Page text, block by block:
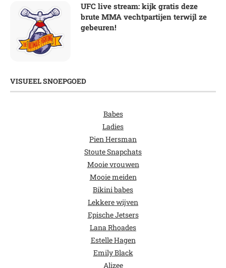
UFC live stream: kijk gratis deze
brute MMA vechtpartijen terwijl ze
gebeuren!
VISUEEL SNOEPGOED
Babes
Ladies
Pien Hersman
Stoute Snapchats
Mooie vrouwen
Mooie meiden
Bikini babes
Lekkere wijven
Epische Jetsers
Lana Rhoades
Estelle Hagen
Emily Black
Alizee